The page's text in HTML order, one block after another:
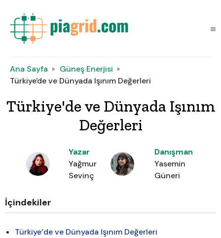
Ana Sayfa
Güneş Enerjisi
Türkiye'de ve Dünyada Işınım Değerleri
Türkiye'de ve Dünyada Işınım
Değerleri
Yazar
Yağmur
Sevinç
Danışman
Yasemin
Güneri
İçindekiler
Türkiye’de ve Dünyada Işınım Değerleri